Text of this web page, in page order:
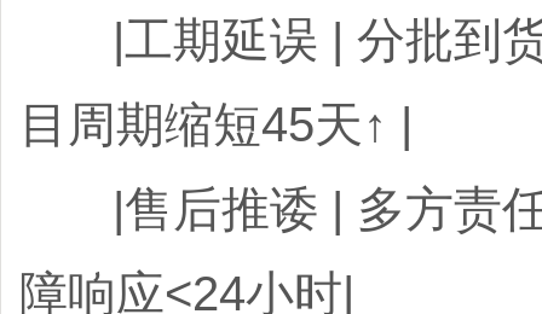
|工期延误 | 分批
目周期缩短45天↑ |
|售后推诿 | 多方
障响应<24小时|